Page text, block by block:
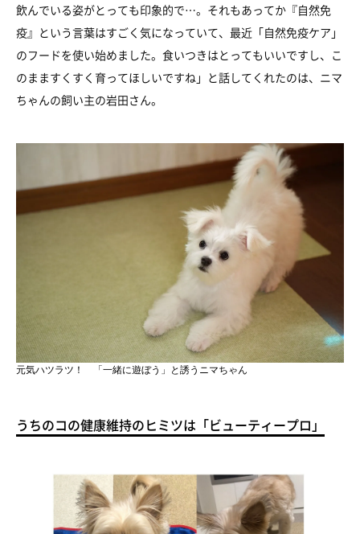
飲んでいる姿がとっても印象的で…。それもあってか『自然免
疫』という言葉はすごく気になっていて、最近「自然免疫ケア」
のフードを使い始めました。食いつきはとってもいいですし、こ
のまますくすく育ってほしいですね」と話してくれたのは、ニマ
ちゃんの飼い主の岩田さん。
元気ハツラツ！ 「一緒に遊ぼう」と誘うニマちゃん
うちのコの健康維持のヒミツは「ビューティープロ」